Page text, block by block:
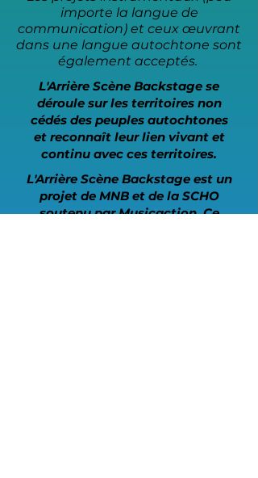
importe la langue de
communication) et ceux œuvrant
dans une langue autochtone sont
également acceptés.
L'Arrière Scène Backstage se
déroule sur les territoires non
cédés des peuples autochtones
et reconnaît leur lien vivant et
continu avec ces territoires.
L'Arrière Scène Backstage est un
projet de MNB et de la SCHO
soutenu par Musicaction. Ce